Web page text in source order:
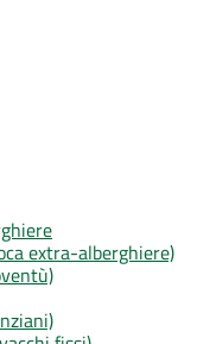
extra-alberghiere)